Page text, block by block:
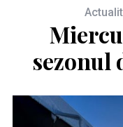
sezonul